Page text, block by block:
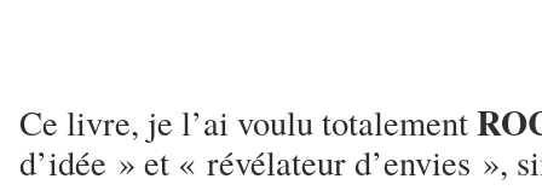
Ce livre, je l’ai voulu totalement
d’idée » et « révélateur d’envies »,